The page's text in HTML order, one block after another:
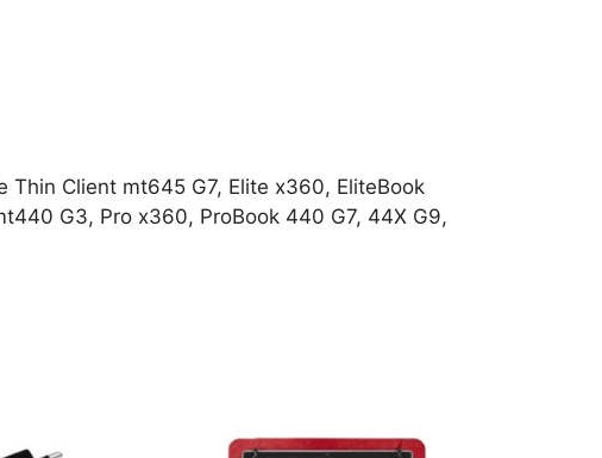
Client mt645 G7, Elite x360, EliteBook
G3, Pro x360, ProBook 440 G7, 44X G9,